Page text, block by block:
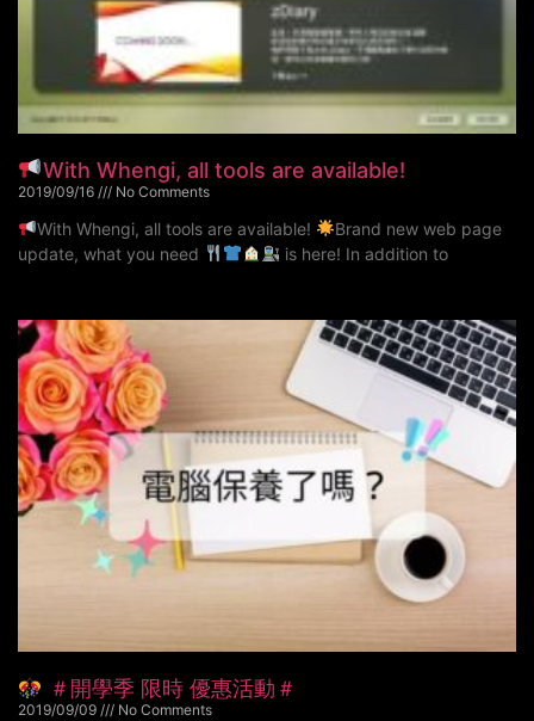
With Whengi, all tools are available!
2019/09/16 No Comments
With Whengi, all tools are available!
Brand new web page
update, what you need
is here! In addition to
＃開學季 限時 優惠活動＃
2019/09/09 No Comments